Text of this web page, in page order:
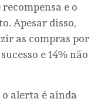
e o
Apesar disso,
as compras por
e 14% não
alerta é ainda